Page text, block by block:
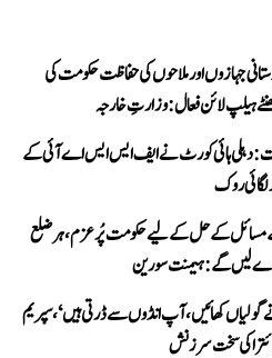
جہازوں اور ملاحوں کی حفاظت حکومت کی
دہلی ہائی کورٹ نے ایف ایس ایس اے آئی کے
لگائی روک
مسائل کے حل کے لیے حکومت پُرعزم، ہر ضلع
لیں گے: ہیمنت سورین
گولیاں کھائیں، آپ انڈوں سے ڈرتی ہیں‘، سپریم
کی سخت سرزنش